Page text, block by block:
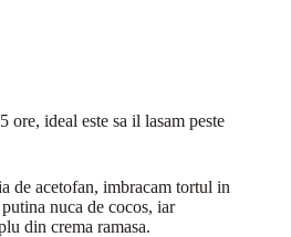
ore, ideal este sa il lasam peste
de acetofan, imbracam tortul in
nuca de cocos, iar
din crema ramasa.